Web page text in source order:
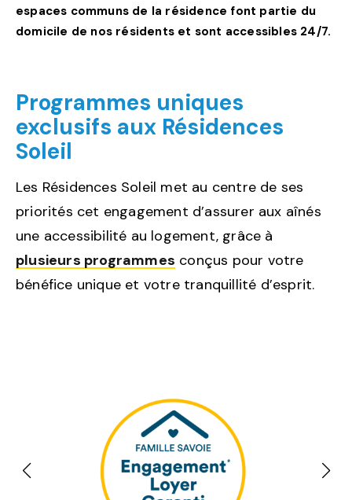
espaces communs de la résidence font partie du
domicile de nos résidents et sont accessibles 24/7.
Programmes uniques
exclusifs aux Résidences
Soleil
Les Résidences Soleil met au centre de ses
priorités cet engagement d’assurer aux aînés
une accessibilité au logement, grâce à
plusieurs programmes conçus pour votre
bénéfice unique et votre tranquillité d’esprit.